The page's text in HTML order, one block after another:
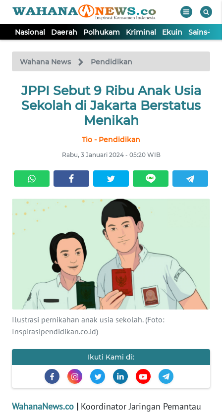
Nasional Daerah Polhukam Kriminal Ekuin Sains-
Wahana News Pendidikan
JPPI Sebut 9 Ribu Anak Usia
Sekolah di Jakarta Berstatus
Menikah
Tio - Pendidikan
Rabu, 3 Januari 2024 - 05:20 WIB
Ilustrasi pernikahan anak usia sekolah. (Foto:
Inspirasipendidikan.co.id)
Ikuti Kami di:
WahanaNews.co | Koordinator Jaringan Pemantau
TV
Tutup
NASIONAL
KRIMINAL
EKUIN
SAINS-TEKNO
KESEHATAN
INTERNASIONAL
SERBA-SERBI
PENDIDIKAN
OLAHRAGA